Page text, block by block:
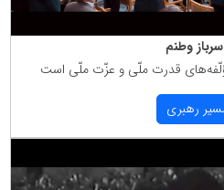
وطنم
قدرت ملّی و عزّت ملّی است
رهبری